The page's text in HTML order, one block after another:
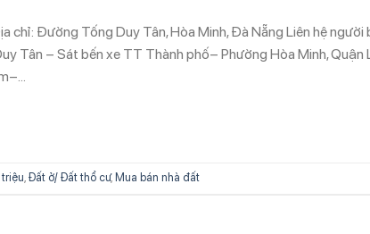
Đường Tống Duy Tân, Hòa Minh, Đà Nẵng Liên hệ người
Tân – Sát bến xe TT Thành phố– Phường Hòa Minh, Quận
Đất ở/ Đất thổ cư, Mua bán nhà đất